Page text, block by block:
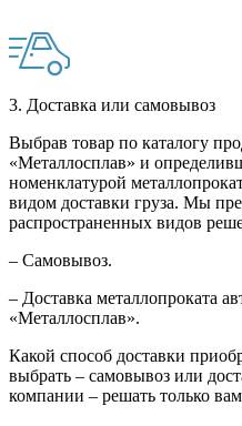
3. Доставка или самовывоз
Выбрав товар по каталогу
«Металлосплав» и
номенклатурой
видом доставки груза. Мы
распространенных видов
– Самовывоз.
– Доставка металлопроката
«Металлосплав».
Какой способ доставки
выбрать – самовывоз или
компании – решать только